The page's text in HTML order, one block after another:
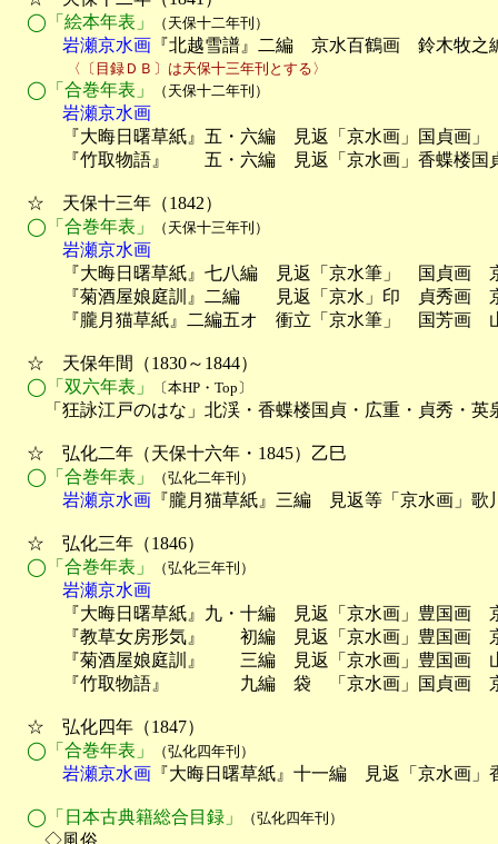
◯「絵本年表」
（天保十二年刊）
岩瀬京水画 『北越雪譜』二編　京水百鶴画　鈴木牧
〈〔目録ＤＢ〕は天保十三年刊とする〉
◯「合巻年表」 （天保十二年刊）
岩瀬京水画
『大晦日曙草紙』五・六編　見返「京水画」国貞画」
『竹取物語』　　五・六編　見返「京水画」香蝶楼国
☆　天保十三年（1842）
◯「合巻年表」
（天保十三年刊）
岩瀬京水画
『大晦日曙草紙』七八編　見返「京水筆」　国貞画　
『菊酒屋娘庭訓』二編　　見返「京水」印　貞秀画　
『朧月猫草紙』二編五オ　衝立「京水筆」　国芳画　
☆　天保年間（1830～1844）
◯「双六年表」
〔本HP・Top〕
「狂詠江戸のはな」北渓・香蝶楼国貞・広重・貞秀・英
☆　弘化二年（天保十六年・1845）乙巳
◯「合巻年表」
（弘化二年刊）
岩瀬京水画 『朧月猫草紙』三編　見返等「京水画」
☆　弘化三年（1846）
◯「合巻年表」
（弘化三年刊）
岩瀬京水画
『大晦日曙草紙』九・十編　見返「京水画」豊国画　
『教草女房形気』　　初編　見返「京水画」豊国画　
『菊酒屋娘庭訓』　　三編　見返「京水画」豊国画　
『竹取物語』　　　　九編　袋　「京水画」国貞画　
☆　弘化四年（1847）
◯「合巻年表」
（弘化四年刊）
岩瀬京水画 『大晦日曙草紙』十一編　見返「京水画
◯「日本古典籍総合目録」 （弘化四年刊）
◇風俗